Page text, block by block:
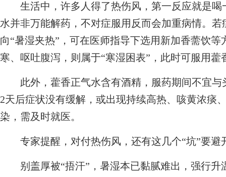
生活中，许多人得了热伤风，第一反应就是喝
水并非万能解药，不对症服用反而会加重病情。
向“暑湿夹热”，可在医师指导下选用新加香薷饮
寒、呕吐腹泻，则属于“寒湿困表”，此时可服用藿
此外，藿香正气水含有酒精，服药期间不宜与
2天后症状没有缓解，或出现持续高热、咳黄浓痰
染，需及时就医。
专家提醒，对付热伤风，还有这几个“坑”要避
别盖厚被“捂汗”，暑湿本已黏腻难出，强行升